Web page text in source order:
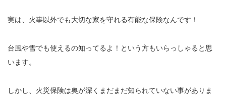
実は、火事以外でも大切な家を守れる有能な保険なんです！
台風や雪でも使えるの知ってるよ！という方もいらっしゃると思
います。
しかし、火災保険は奥が深くまだまだ知られていない事がありま